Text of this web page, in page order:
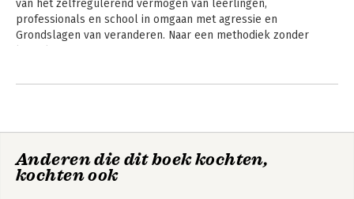
sociale interventie. Ook voor uitvoerende sociale
professionals, leidinggevenden, bestuurders, onderzoekers,
psychologen, ecologen, sociologen, economen en politici is het
van het zelfregulerend vermogen van leerlingen,
professionals en school in omgaan met agressie en
Grondslagen van veranderen. Naar een methodiek zonder
Andere boeken door Gerard
Anderen die dit boek kochten,
kochten ook